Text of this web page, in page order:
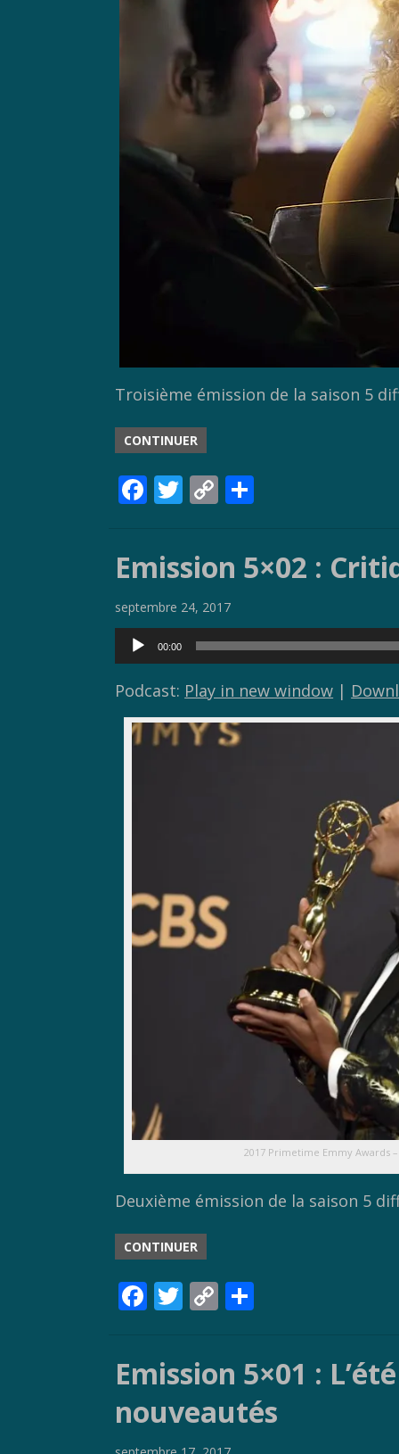
Troisième émission de la saison 5
CONTINUER
F
e
b
o
o
k
T
itt
er
C
y
Li
n
k
g
Emission 5×02 :
septembre 24, 2017
Lecteur
audio
00:00
Podcast: Play in new window |
2017 Primetime Emmy Awards –
Deuxième émission de la saison 5
CONTINUER
F
e
b
o
o
T
itt
er
C
y
Li
n
g
er
Emission 5×01 :
nouveautés